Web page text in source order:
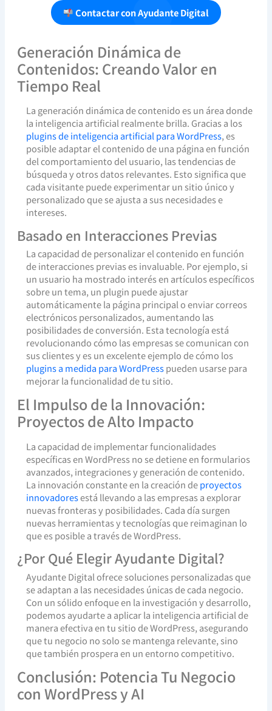
Contactar con Ayudante Digital
Generación Dinámica de
Contenidos: Creando Valor en
Tiempo Real
La generación dinámica de contenido es un área donde
la inteligencia artificial realmente brilla. Gracias a los
plugins de inteligencia artificial para WordPress, es
posible adaptar el contenido de una página en función
del comportamiento del usuario, las tendencias de
búsqueda y otros datos relevantes. Esto significa que
cada visitante puede experimentar un sitio único y
personalizado que se ajusta a sus necesidades e
intereses.
Basado en Interacciones Previas
La capacidad de personalizar el contenido en función
de interacciones previas es invaluable. Por ejemplo, si
un usuario ha mostrado interés en artículos específicos
sobre un tema, un plugin puede ajustar
automáticamente la página principal o enviar correos
electrónicos personalizados, aumentando las
posibilidades de conversión. Esta tecnología está
revolucionando cómo las empresas se comunican con
sus clientes y es un excelente ejemplo de cómo los
plugins a medida para WordPresspueden usarse para
mejorar la funcionalidad de tu sitio.
El Impulso de la Innovación:
Proyectos de Alto Impacto
La capacidad de implementar funcionalidades
específicas en WordPress no se detiene en formularios
avanzados, integraciones y generación de contenido.
La innovación constante en la creación deproyectos
innovadoresestá llevando a las empresas a explorar
nuevas fronteras y posibilidades. Cada día surgen
nuevas herramientas y tecnologías que reimaginan lo
que es posible a través de WordPress.
¿Por Qué Elegir Ayudante Digital?
Ayudante Digital ofrece soluciones personalizadas que
se adaptan a las necesidades únicas de cada negocio.
Con un sólido enfoque en la investigación y desarrollo,
podemos ayudarte a aplicar la inteligencia artificial de
manera efectiva en tu sitio de WordPress, asegurando
que tu negocio no solo se mantenga relevante, sino
que también prospera en un entorno competitivo.
Conclusión: Potencia Tu Negocio
con WordPress y AI